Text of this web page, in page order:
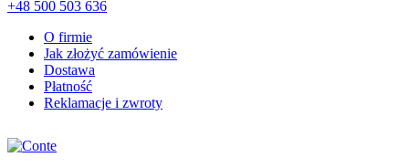
+48 500 503 636
O firmie
Jak złożyć zamówienie
Dostawa
Płatność
Reklamacje i zwroty